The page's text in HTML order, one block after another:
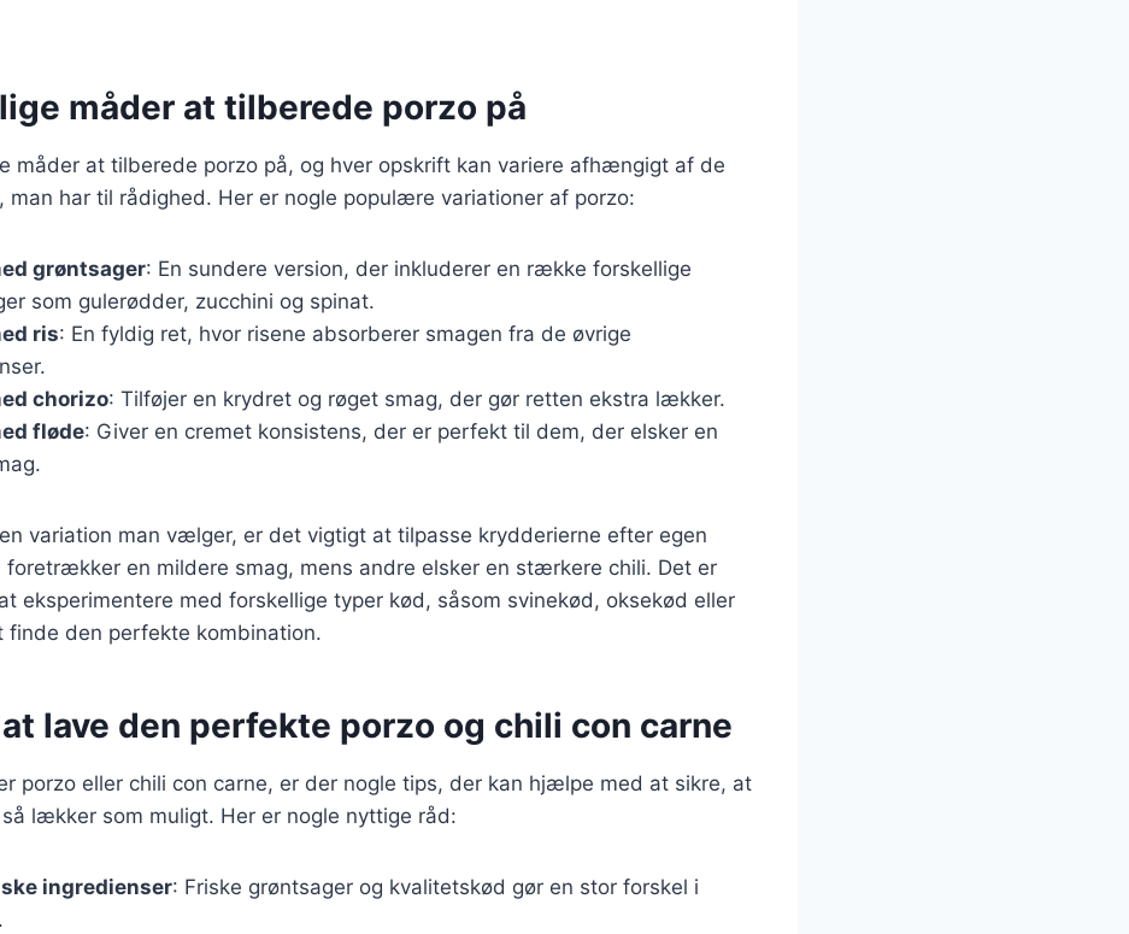
måder at tilberede porzo på
måder at tilberede porzo på, og hver opskrift kan variere afhængigt af de
man har til rådighed. Her er nogle populære variationer af porzo:
grøntsager: En sundere version, der inkluderer en række forskellige
som gulerødder, zucchini og spinat.
ris: En fyldig ret, hvor risene absorberer smagen fra de øvrige
chorizo: Tilføjer en krydret og røget smag, der gør retten ekstra lækker.
fløde: Giver en cremet konsistens, der er perfekt til dem, der elsker en
variation man vælger, er det vigtigt at tilpasse krydderierne efter egen
foretrækker en mildere smag, mens andre elsker en stærkere chili. Det er
eksperimentere med forskellige typer kød, såsom svinekød, oksekød eller
finde den perfekte kombination.
lave den perfekte porzo og chili con carne
porzo eller chili con carne, er der nogle tips, der kan hjælpe med at sikre, at
lækker som muligt. Her er nogle nyttige råd:
ingredienser: Friske grøntsager og kvalitetskød gør en stor forskel i